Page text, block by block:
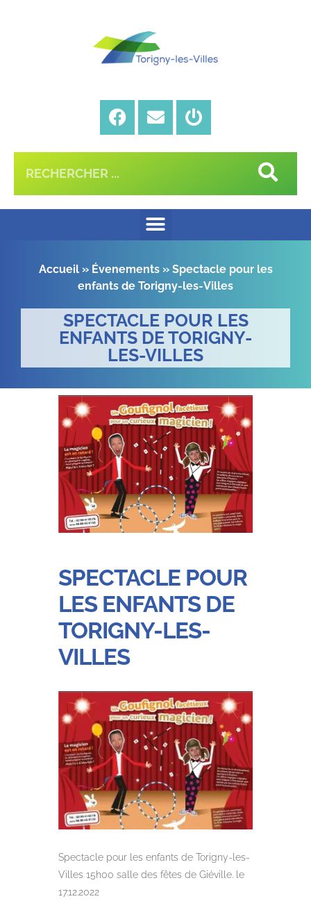
Accueil» Évenements» Spectacle pour les
enfants de Torigny-les-Villes
SPECTACLE POUR LES
ENFANTS DE TORIGNY-
LES-VILLES
SPECTACLE POUR
LES ENFANTS DE
TORIGNY-LES-
VILLES
Spectacle pour les enfants de Torigny-les-
Villes 15h00 salle des fêtes de Giéville. le
17.12.2022